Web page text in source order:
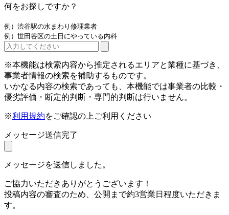
何をお探しですか？
例）渋谷駅の水まわり修理業者
例）世田谷区の土日にやっている内科
※本機能は検索内容から推定されるエリアと業種に基づき、
事業者情報の検索を補助するものです。
いかなる内容の検索であっても、本機能では事業者の比較・
優劣評価・断定的判断・専門的判断は行いません。
※利用規約をご確認の上ご利用ください
メッセージ送信完了
メッセージを送信しました。
ご協力いただきありがとうございます！
投稿内容の審査のため、公開まで約3営業日程度いただきま
す。